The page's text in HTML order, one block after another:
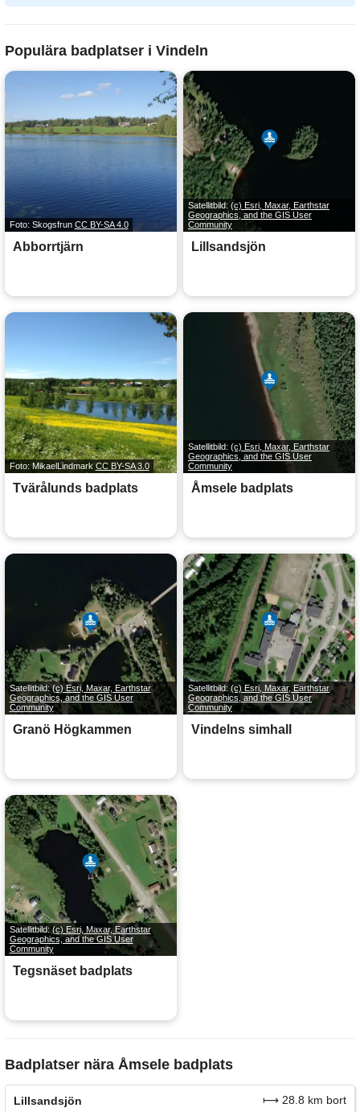
Populära badplatser i Vindeln
Foto: Skogsfrun CC BY-SA 4.0
Abborrtjärn
Satellitbild: (c) Esri, Maxar, Earthstar
Geographics, and the GIS User
Community
Lillsandsjön
Foto: MikaelLindmarkCC BY-SA 3.0
Tvärålunds badplats
Satellitbild: (c) Esri, Maxar, Earthstar
Geographics, and the GIS User
Community
Åmsele badplats
Satellitbild:(c) Esri, Maxar, Earthstar
Geographics, and the GIS User
Community
Granö Högkammen
Satellitbild: (c) Esri, Maxar, Earthstar
Geographics, and the GIS User
Community
Vindelns simhall
Satellitbild:(c) Esri, Maxar, Earthstar
Geographics, and the GIS User
Community
Tegsnäset badplats
Badplatser nära Åmsele badplats
Lillsandsjön
⟼ 28.8 km bort